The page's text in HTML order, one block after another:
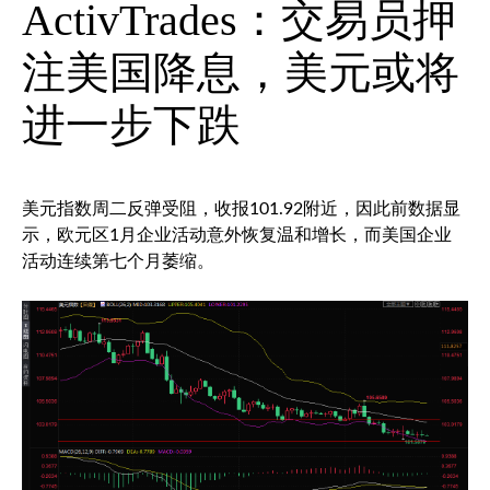
ActivTrades：交易员押
注美国降息，美元或将
进一步下跌
美元指数周二反弹受阻，收报101.92附近，因此前数据显
示，欧元区1月企业活动意外恢复温和增长，而美国企业
活动连续第七个月萎缩。